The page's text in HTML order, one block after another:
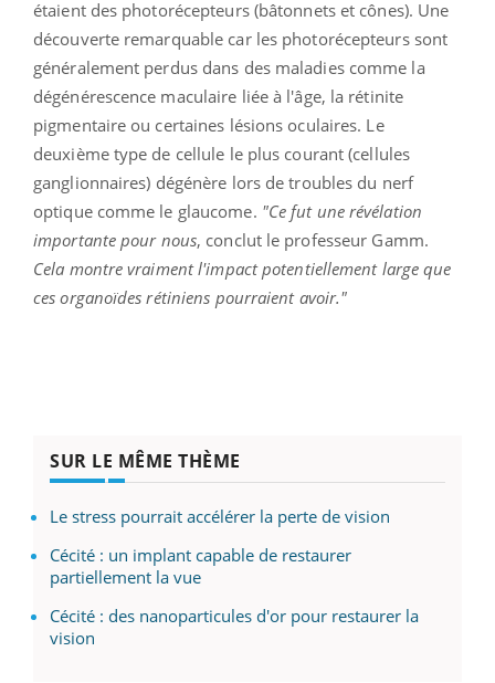
étaient des photorécepteurs (bâtonnets et cônes). Une
découverte remarquable car les photorécepteurs sont
généralement perdus dans des maladies comme la
dégénérescence maculaire liée à l'âge, la rétinite
pigmentaire ou certaines lésions oculaires. Le
deuxième type de cellule le plus courant (cellules
ganglionnaires) dégénère lors de troubles du nerf
optique comme le glaucome. "Ce fut une révélation
importante pour nous, conclut le professeur Gamm.
Cela montre vraiment l'impact potentiellement large que
ces organoïdes rétiniens pourraient avoir."
SUR LE MÊME THÈME
Le stress pourrait accélérer la perte de vision
Cécité : un implant capable de restaurer
partiellement la vue
Cécité : des nanoparticules d'or pour restaurer la
vision